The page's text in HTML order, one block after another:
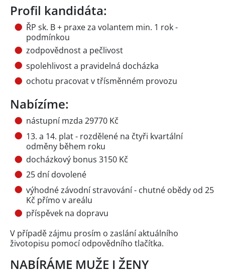
Profil kandidáta:
ŘP sk. B + praxe za volantem min. 1 rok -
podmínkou
zodpovědnost a pečlivost
spolehlivost a pravidelná docházka
ochotu pracovat v třísměnném provozu
Nabízíme:
nástupní mzda 29770 Kč
13. a 14. plat - rozdělené na čtyři kvartální
odměny během roku
docházkový bonus 3150 Kč
25 dní dovolené
výhodné závodní stravování - chutné obědy od 25
Kč přímo v areálu
příspěvek na dopravu
V případě zájmu prosím o zaslání aktuálního
životopisu pomocí odpovědního tlačítka.
NABÍRÁME MUŽE I ŽENY